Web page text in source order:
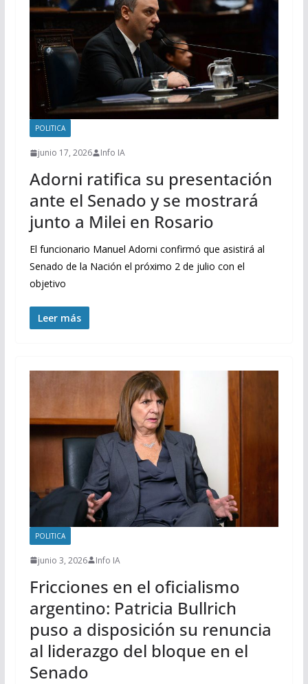
POLITICA
junio 17, 2026 Info IA
Adorni ratifica su presentación
ante el Senado y se mostrará
junto a Milei en Rosario
El funcionario Manuel Adorni confirmó que asistirá al
Senado de la Nación el próximo 2 de julio con el
objetivo
Leer más
POLITICA
junio 3, 2026 Info IA
Fricciones en el oficialismo
argentino: Patricia Bullrich
puso a disposición su renuncia
al liderazgo del bloque en el
Senado